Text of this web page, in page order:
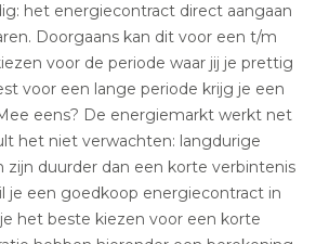
het energiecontract direct aangaan
Doorgaans kan dit voor een t/m
voor de periode waar jij je prettig
voor een lange periode krijg je een
eens? De energiemarkt werkt net
het niet verwachten: langdurige
zijn duurder dan een korte verbintenis
je een goedkoop energiecontract in
het beste kiezen voor een korte